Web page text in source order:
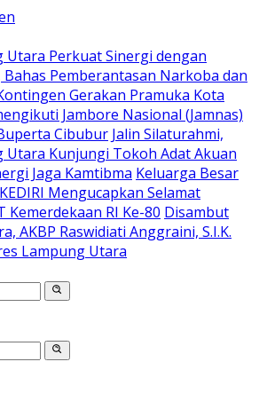
Utara Perkuat Sinergi dengan
Bahas Pemberantasan Narkoba dan
Gerakan Pramuka Kota
Jambore Nasional (Jamnas)
Cibubur Jalin Silaturahmi,
Utara Kunjungi Tokoh Adat Akuan
Jaga Kamtibma Keluarga Besar
Mengucapkan Selamat
RI Ke-80 Disambut
AKBP Raswidiati Anggraini, S.I.K.
Lampung Utara